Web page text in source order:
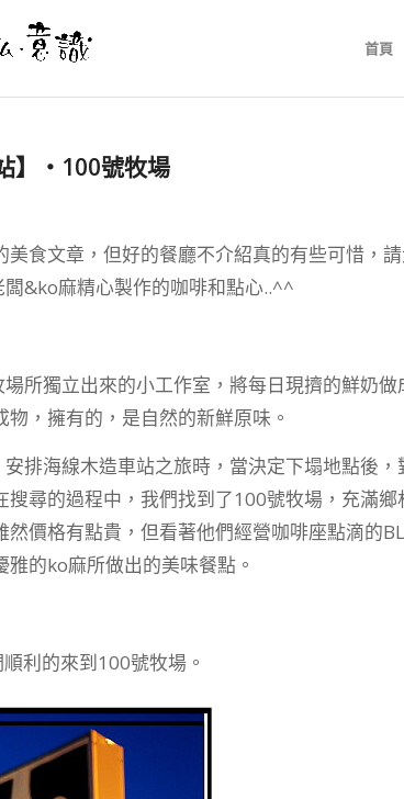
首頁
】‧100號牧場
食文章，但好的餐廳不介紹真的有些可惜，
&ko麻精心製作的咖啡和點心..^^
所獨立出來的小工作室，將每日現擠的鮮奶做
，擁有的，是自然的新鮮原味。
排海線木造車站之旅時，當決定下塌地點後
尋的過程中，我們找到了100號牧場，充滿鄉
價格有點貴，但看著他們經營咖啡座點滴的
的ko麻所做出的美味餐點。
利的來到100號牧場。